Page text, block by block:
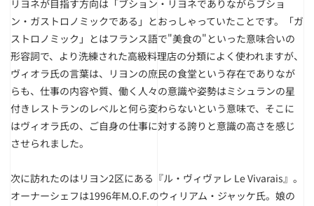
リヨネが目指す方向は「ブション・リヨネでありながらブショ
ン・ガストロノミックである」とおっしゃっていたことです。「ガ
ストロノミック」とはフランス語で"美食の"といった意味合いの
形容詞で、より洗練された高級料理店の分類によく使われますが、
ヴィオラ氏の言葉は、リヨンの庶民の食堂という存在でありなが
らも、仕事の内容や質、働く人々の意識や姿勢はミシュランの星
付きレストランのレベルと何ら変わらないという意味で、そこに
はヴィオラ氏の、ご自身の仕事に対する誇りと意識の高さを感じ
させられました。
次に訪れたのはリヨン2区にある『ル・ヴィヴァレ Le Vivarais』。
オーナーシェフは1996年M.O.F.のウィリアム・ジャッケ氏。娘の